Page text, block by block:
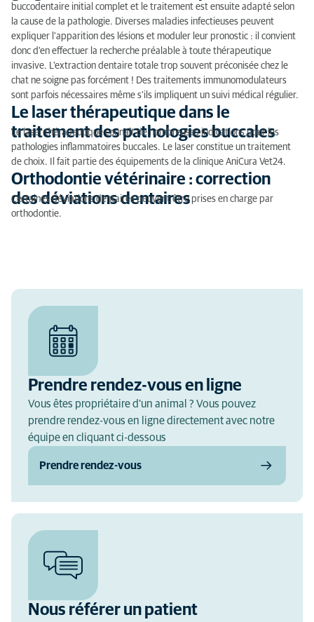
buccodentaire initial complet et le traitement est ensuite adapté selon
la cause de la pathologie. Diverses maladies infectieuses peuvent
expliquer l'apparition des lésions et moduler leur pronostic : il convient
donc d'en effectuer la recherche préalable à toute thérapeutique
invasive. L'extraction dentaire totale trop souvent préconisée chez le
chat ne soigne pas forcément ! Des traitements immunomodulateurs
sont parfois nécessaires même s'ils impliquent un suivi médical régulier.
Le laser thérapeutique dans le
traitement des pathologies buccales
Le laser thérapeutique connaît de nombreuses indications pour les
pathologies inflammatoires buccales. Le laser constitue un traitement
de choix. Il fait partie des équipements de la clinique AniCura Vet24.
Orthodontie vétérinaire : correction
des déviations dentaires
Certaines déviations dentaires peuvent être prises en charge par
orthodontie.
Prendre rendez-vous en ligne
Vous êtes propriétaire d'un animal ? Vous pouvez
prendre rendez-vous en ligne directement avec notre
équipe en cliquant ci-dessous
Prendre rendez-vous
Nous référer un patient